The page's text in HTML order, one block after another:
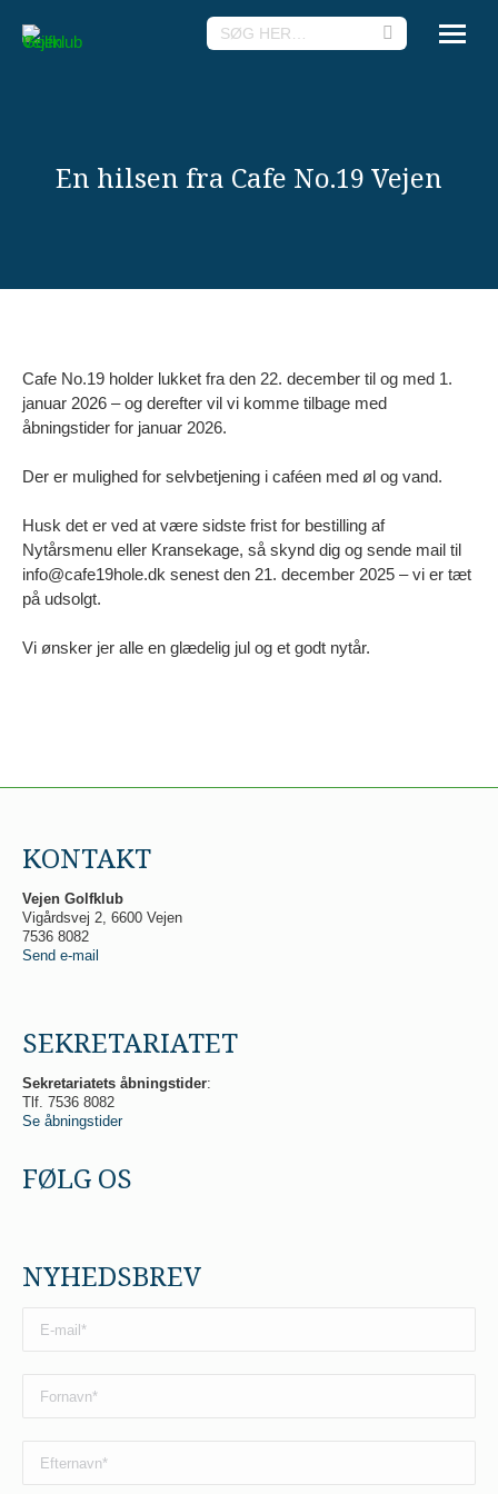
Search:
En hilsen fra Cafe No.19 Vejen
Cafe No.19 holder lukket fra den 22. december til og med 1.
januar 2026 – og derefter vil vi komme tilbage med
åbningstider for januar 2026.
Der er mulighed for selvbetjening i caféen med øl og vand.
Husk det er ved at være sidste frist for bestilling af
Nytårsmenu eller Kransekage, så skynd dig og sende mail til
info@cafe19hole.dk senest den 21. december 2025 – vi er tæt
på udsolgt.
Vi ønsker jer alle en glædelig jul og et godt nytår.
KONTAKT
Vejen Golfklub
Vigårdsvej 2, 6600 Vejen
7536 8082
Send e-mail
SEKRETARIATET
Sekretariatets åbningstider:
Tlf. 7536 8082
Se åbningstider
FØLG OS
NYHEDSBREV